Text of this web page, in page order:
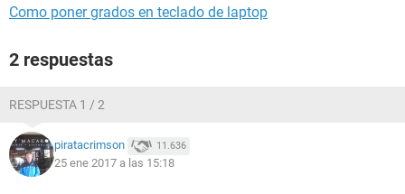
Como poner grados en teclado de laptop
2 respuestas
RESPUESTA 1 / 2
piratacrimson 11.636
25 ene 2017 a las 15:18